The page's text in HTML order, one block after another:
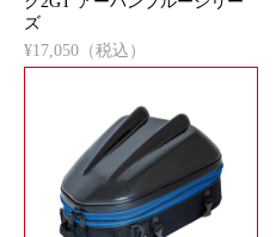
ズ
¥17,050（税込）